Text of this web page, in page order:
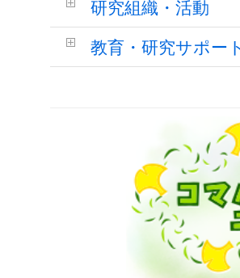
研究組織・活動
教育・研究サポー